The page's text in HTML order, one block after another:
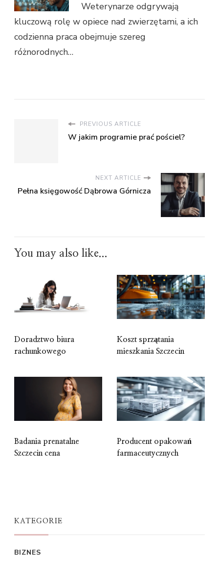
Weterynarze odgrywają
kluczową rolę w opiece nad zwierzętami, a ich
codzienna praca obejmuje szereg
różnorodnych…
PREVIOUS ARTICLE
W jakim programie prać pościel?
NEXT ARTICLE
Pełna księgowość Dąbrowa Górnicza
You may also like...
Doradztwo biura
rachunkowego
Koszt sprzątania
mieszkania Szczecin
Badania prenatalne
Szczecin cena
Producent opakowań
farmaceutycznych
KATEGORIE
BIZNES